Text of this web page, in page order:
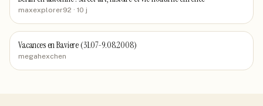
maxexplorer92 · 10 j
Vacances en Baviere (31.07-9.08.2008)
megahexchen